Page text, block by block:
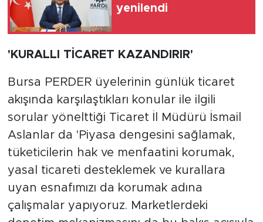
yenilendi
'KURALLI TİCARET KAZANDIRIR'
Bursa PERDER üyelerinin günlük ticaret
akışında karşılaştıkları konular ile ilgili
sorular yönelttiği Ticaret İl Müdürü İsmail
Aslanlar da 'Piyasa dengesini sağlamak,
tüketicilerin hak ve menfaatini korumak,
yasal ticareti desteklemek ve kurallara
uyan esnafımızı da korumak adına
çalışmalar yapıyoruz. Marketlerdeki